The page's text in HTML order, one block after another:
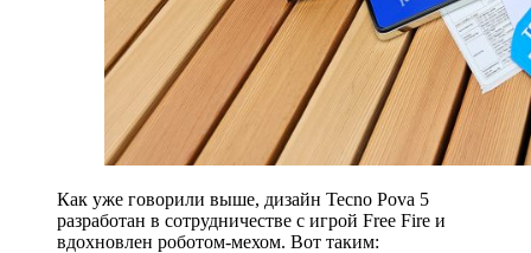
Как уже говорили выше, дизайн Tecno Pova 5
разработан в сотрудничестве с игрой Free Fire и
вдохновлен роботом-мехом. Вот таким: